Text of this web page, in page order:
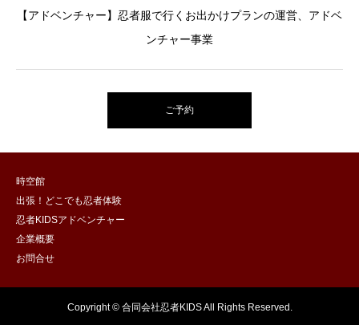
【アドベンチャー】忍者服で行くお出かけプランの運営、アドベ
ンチャー事業
ご予約
時空館
出張！どこでも忍者体験
忍者KIDSアドベンチャー
企業概要
お問合せ
Copyright © 合同会社忍者KIDS All Rights Reserved.